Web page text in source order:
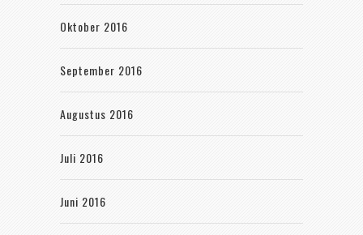
Oktober 2016
September 2016
Augustus 2016
Juli 2016
Juni 2016